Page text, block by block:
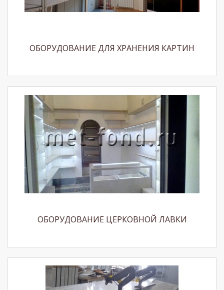
ОБОРУДОВАНИЕ ДЛЯ ХРАНЕНИЯ КАРТИН
ОБОРУДОВАНИЕ ЦЕРКОВНОЙ ЛАВКИ